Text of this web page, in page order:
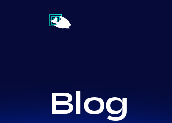
Blog